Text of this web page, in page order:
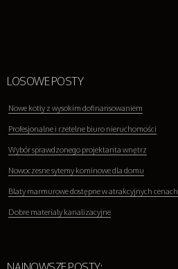
LOSOWE POSTY
Nowe kotły z wysokim dofinansowaniem
Profesjonalne i rzetelne biuro nieruchomości
Wybór sprawdzonego projektanta wnętrz
Nowoczesne sytemy kominowe dla domu
Blaty marmurowe dostępne w atrakcyjnych cenach
Dobre materialy kanalizacyjne